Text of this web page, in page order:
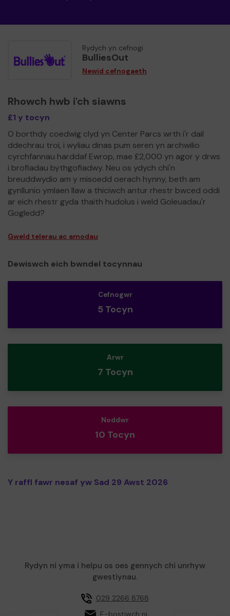
Rydych yn cefnogi
BulliesOut
Newid cefnogaeth
Rhowch hwb i'ch siawns
£1 y tocyn
O borthdy coedwig clyd yn Center Parcs wrth i'r dail
ddechrau troi, i wyliau dinas pum seren yn archwilio
cyrchfannau harddaf Ewrop, mae £2,000 yn agor y drws
i brofiadau bythgofiadwy. Neu os ydych chi'n
breuddwydio am y misoedd oerach hynny, beth am
gynllunio ymlaen llaw a thiciwch antur rhestr bwced oddi
ar eich rhestr gyda thaith hudolus i weld Goleuadau'r
Gogledd?
Gweld telerau ac amodau
Dewiswch eich bwndel tocynnau
Cefnogwr
5 Tocyn
Arwr
7 Tocyn
Noddwr
10 Tocyn
Y raffl fawr nesaf yw Sad 29 Awst 2026
Rydyn ni yma i helpu os oes gennych chi unrhyw
gwestiynau.
029 2266 8768
E-bostiwch ni